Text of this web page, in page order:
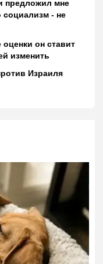
предложил мне
социализм - не
он ставит
изменить
Израиля